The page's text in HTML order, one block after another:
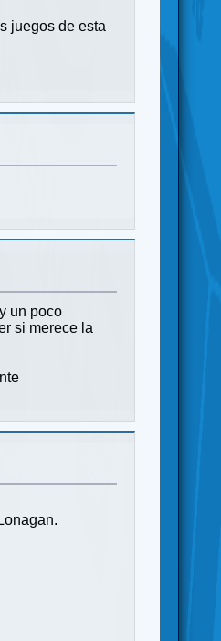
juegos de esta
un poco
si merece la